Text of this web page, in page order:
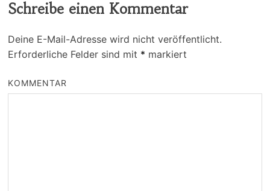
Schreibe einen Kommentar
Deine E-Mail-Adresse wird nicht veröffentlicht.
Erforderliche Felder sind mit * markiert
KOMMENTAR